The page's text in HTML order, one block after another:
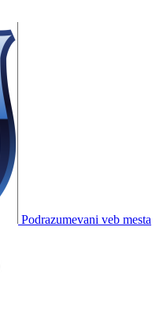
Podrazumevani veb mesta